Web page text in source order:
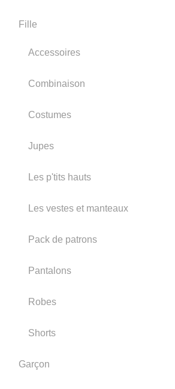
Fille
Accessoires
Combinaison
Costumes
Jupes
Les p'tits hauts
Les vestes et manteaux
Pack de patrons
Pantalons
Robes
Shorts
Garçon